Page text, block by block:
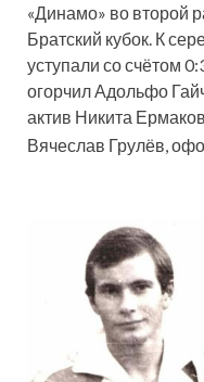
«Динамо» во второй
Братский кубок. К
уступали со счётом
огорчил Адольфо
актив Никита
Вячеслав Грулёв,